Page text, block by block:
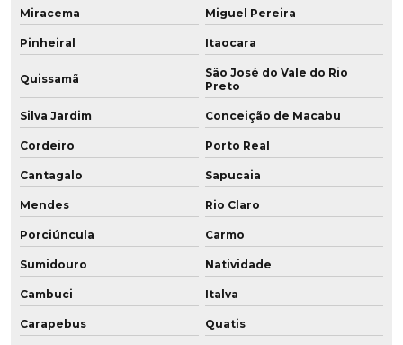
Fabricação de poliuretano
Fabricação de poliuretano aditivado
Fabricação de roda de grafeno para empilhadeira
Fabricante de chapa de poliuretano
Fabricante de chapa de pu
Fabricante de perfil para mineração
Fabricante de placa de poliuretano
Fabricante de placa de pu
Miracema Miguel Pereira
Pinheiral Itaocara
Quissamã
São José do Vale do Rio
Preto
Silva Jardim Conceição de Macabu
Cordeiro Porto Real
Cantagalo Sapucaia
Mendes Rio Claro
Porciúncula Carmo
Sumidouro Natividade
Cambuci Italva
Carapebus Quatis